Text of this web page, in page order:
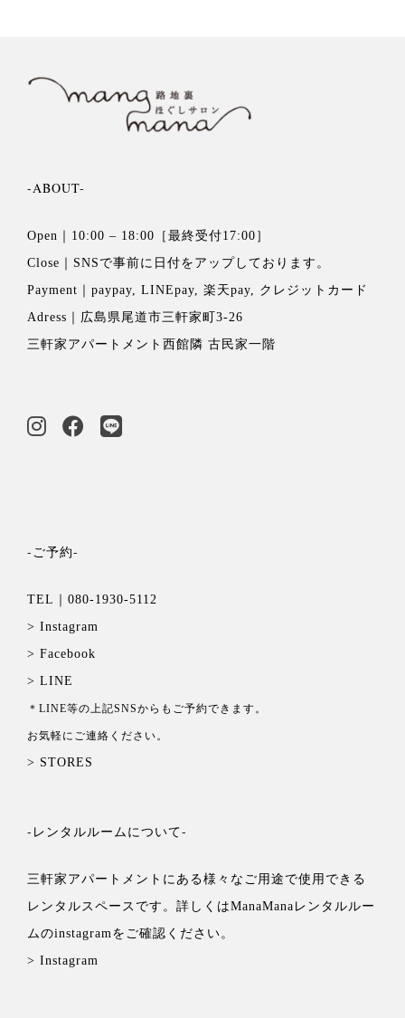
-ABOUT-
Open｜10:00 – 18:00［最終受付17:00］
Close｜ SNSで事前に日付をアップ しております。
Payment｜paypay, LINEpay, 楽天pay, クレジットカード
Adress｜広島県尾道市三軒家町3-26
三軒家アパートメント西館隣 古民家一階
-ご予約-
TEL｜080-1930-5112
> Instagram
> Facebook
> LINE
＊LINE等の上記SNSからもご予約できます。
お気軽にご連絡ください。
> STORES
-レンタルルームについて-
三軒家アパートメントにある様々なご用途で使用できる
レンタルスペースです。詳しくはManaManaレンタルルー
ムのinstagramをご確認ください。
> Instagram